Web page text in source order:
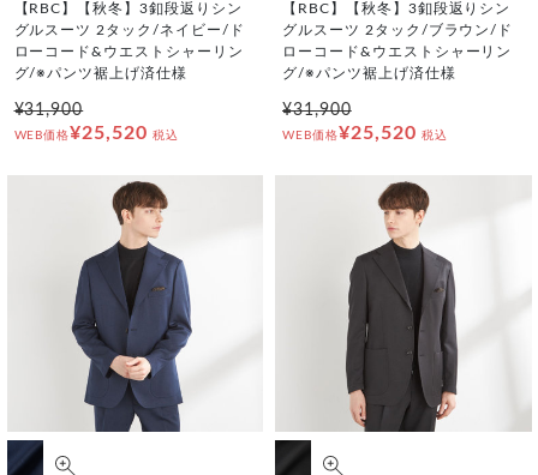
【RBC】【秋冬】3釦段返りシン
グルスーツ 2タック/ネイビー/ド
ローコード&ウエストシャーリン
グ/※パンツ裾上げ済仕様
¥31,900
WEB価格¥25,520 税込
【RBC】【秋冬】3釦段返りシン
グルスーツ 2タック/ブラウン/ド
ローコード&ウエストシャーリン
グ/※パンツ裾上げ済仕様
¥31,900
WEB価格¥25,520 税込